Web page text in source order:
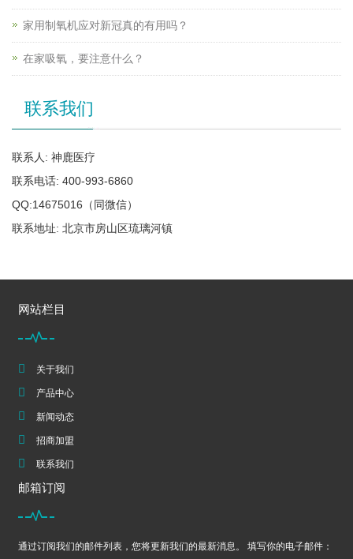
家用制氧机应对新冠真的有用吗？
在家吸氧，要注意什么？
联系我们
联系人: 神鹿医疗
联系电话: 400-993-6860
QQ:14675016（同微信）
联系地址: 北京市房山区琉璃河镇
网站栏目
关于我们
产品中心
新闻动态
招商加盟
联系我们
邮箱订阅
通过订阅我们的邮件列表，您将更新我们的最新消息。 填写你的电子邮件：